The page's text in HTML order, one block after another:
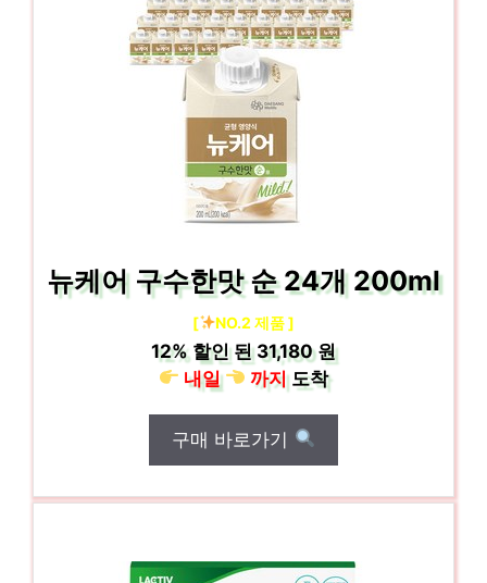
뉴케어 구수한맛 순 24개 200ml
[ NO.2 제품 ]
12% 할인 된31,180 원
내일
까지도착
구매 바로가기